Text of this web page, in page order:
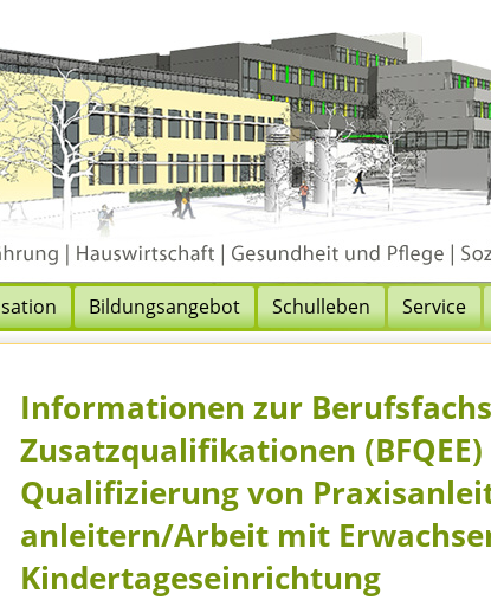
Bildungsangebot Schulleben Service
Informationen zur
Zusatzqualifikationen
Qualifizierung von
anleitern/Arbeit mit
Kindertageseinrichtung